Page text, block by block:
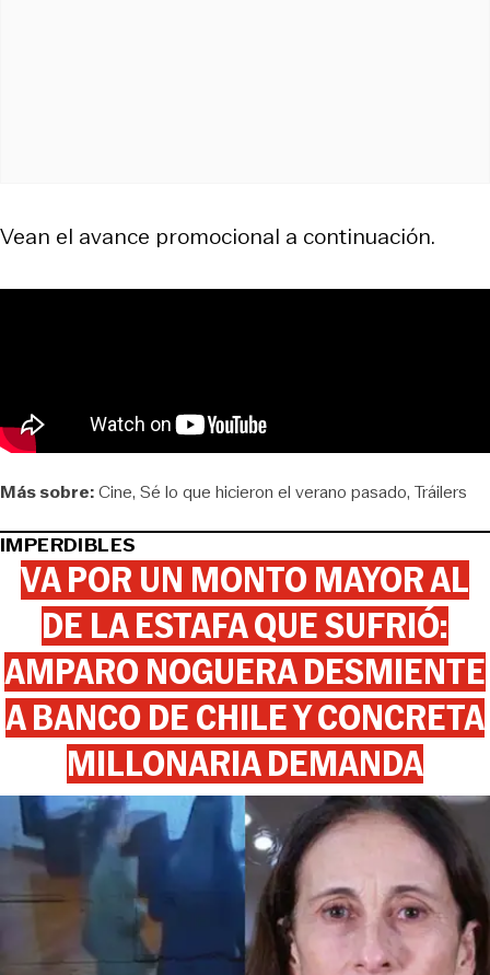
Vean el avance promocional a continuación.
Más sobre:Cine Sé lo que hicieron el verano pasado Tráilers
IMPERDIBLES
VA POR UN MONTO MAYOR AL
DE LA ESTAFA QUE SUFRIÓ:
AMPARO NOGUERA DESMIENTE
A BANCO DE CHILE Y CONCRETA
MILLONARIA DEMANDA